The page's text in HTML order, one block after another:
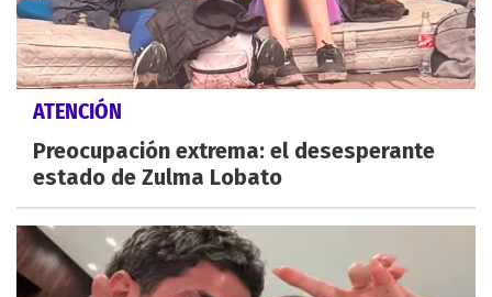
ATENCIÓN
Preocupación extrema: el desesperante
estado de Zulma Lobato